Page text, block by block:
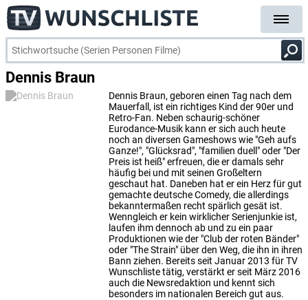
Dennis Braun
Dennis Braun, geboren einen Tag nach dem
Mauerfall, ist ein richtiges Kind der 90er und
Retro-Fan. Neben schaurig-schöner
Eurodance-Musik kann er sich auch heute
noch an diversen Gameshows wie "Geh aufs
Ganze!", "Glücksrad", "familien duell" oder "Der
Preis ist heiß" erfreuen, die er damals sehr
häufig bei und mit seinen Großeltern
geschaut hat. Daneben hat er ein Herz für gut
gemachte deutsche Comedy, die allerdings
bekanntermaßen recht spärlich gesät ist.
Wenngleich er kein wirklicher Serienjunkie ist,
laufen ihm dennoch ab und zu ein paar
Produktionen wie der "Club der roten Bänder"
oder "The Strain" über den Weg, die ihn in ihren
Bann ziehen. Bereits seit Januar 2013 für TV
Wunschliste tätig, verstärkt er seit März 2016
auch die Newsredaktion und kennt sich
besonders im nationalen Bereich gut aus.